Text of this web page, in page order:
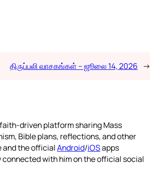
திருப்பலி வாசகங்கள் – ஜூலை 14, 2026 →
driven platform sharing Mass
Bible plans, reflections, and other
and the officialAndroid/iOSapps
connected with him on the official social